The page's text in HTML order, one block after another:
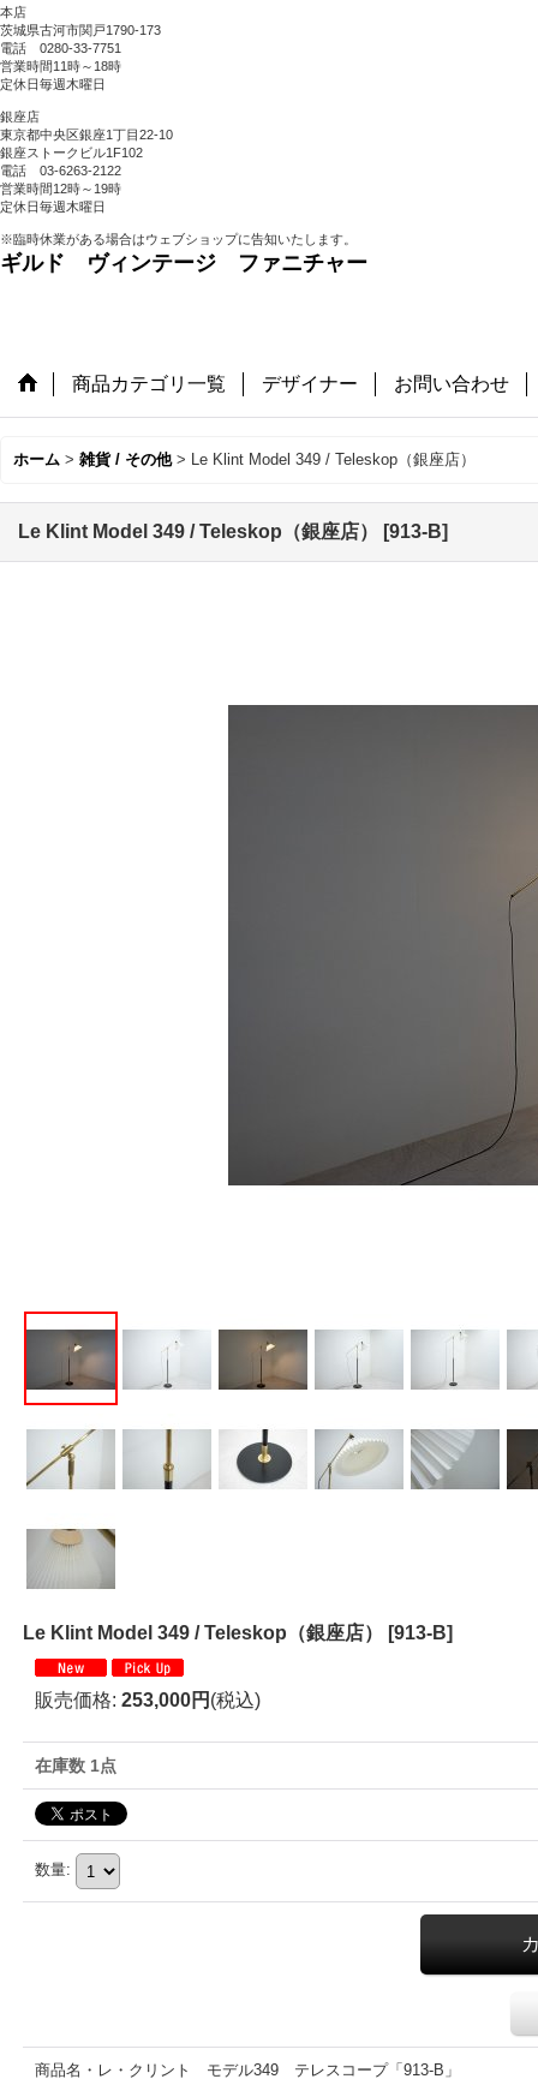
本店
茨城県古河市関戸1790-173
電話 0280-33-7751
営業時間11時～18時
定休日毎週木曜日
銀座店
東京都中央区銀座1丁目22-10
銀座ストークビル1F102
電話 03-6263-2122
営業時間12時～19時
定休日毎週木曜日
※臨時休業がある場合はウェブショップに告知いたします。
ギルド ヴィンテージ ファニチャー
商品カテゴリ一覧 デザイナー お問い合わせ
ホーム > 雑貨 / その他 > Le Klint Model 349 / Teleskop（銀座店）
Le Klint Model 349 / Teleskop（銀座店） [913-B]
Le Klint Model 349 / Teleskop（銀座店） [913-B]
販売価格: 253,000円 (税込)
在庫数 1点
数量:
商品名・レ・クリント モデル349 テレスコープ「913-B」